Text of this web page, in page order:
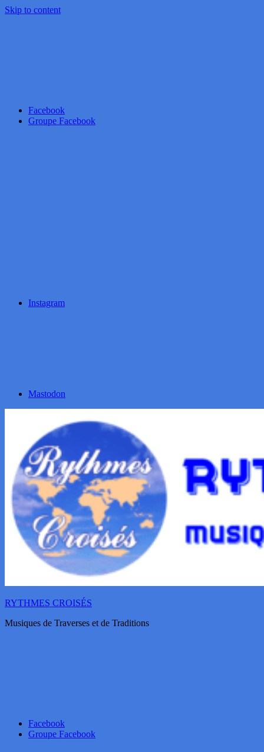
Skip to content
Facebook
Groupe Facebook
Instagram
Mastodon
RYTHMES CROISÉS
Musiques de Traverses et de Traditions
Facebook
Groupe Facebook